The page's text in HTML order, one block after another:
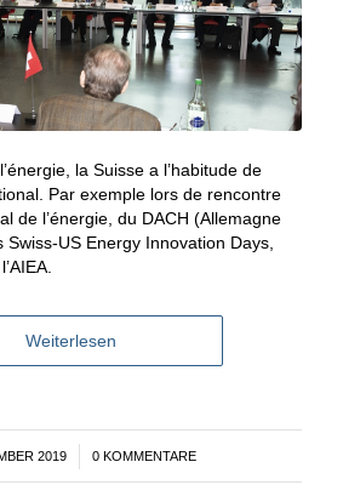
la Suisse a l’habitude de
Par exemple lors de rencontre
de l’énergie, du DACH (Allemagne
Swiss-US Energy Innovation Days,
Weiterlesen
2019
/ 0 KOMMENTARE